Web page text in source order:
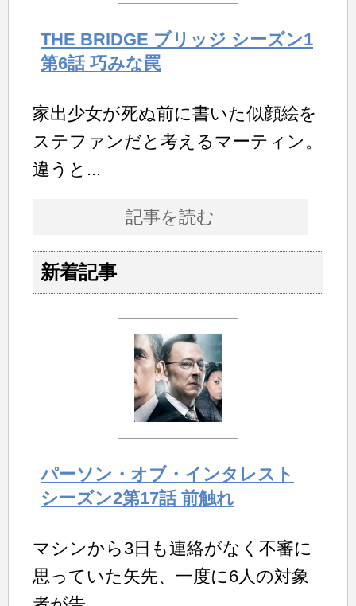
THE BRIDGE ブリッジ シーズン1
第6話 巧みな罠
家出少女が死ぬ前に書いた似顔絵を
ステファンだと考えるマーティン。
違うと...
記事を読む
新着記事
パーソン・オブ・インタレスト
シーズン2第17話 前触れ
マシンから3日も連絡がなく不審に
思っていた矢先、一度に6人の対象